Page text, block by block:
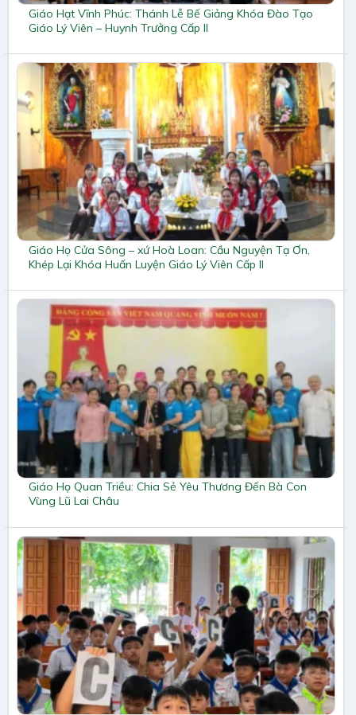
Giáo Hạt Vĩnh Phúc: Thánh Lễ Bế Giảng Khóa Đào Tạo
Giáo Lý Viên – Huynh Trưởng Cấp II
Giáo Họ Cửa Sông – xứ Hoà Loan: Cầu Nguyện Tạ Ơn,
Khép Lại Khóa Huấn Luyện Giáo Lý Viên Cấp II
Giáo Họ Quan Triều: Chia Sẻ Yêu Thương Đến Bà Con
Vùng Lũ Lai Châu